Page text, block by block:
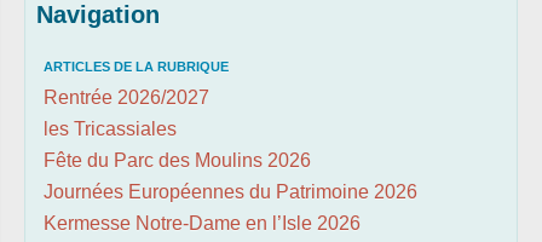
Navigation
ARTICLES DE LA RUBRIQUE
Rentrée 2026/2027
les Tricassiales
Fête du Parc des Moulins 2026
Journées Européennes du Patrimoine 2026
Kermesse Notre-Dame en l’Isle 2026